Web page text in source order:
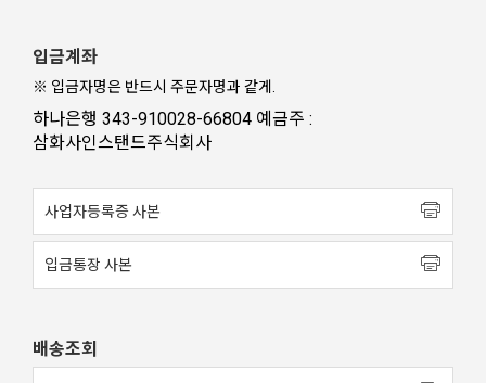
입금계좌
※ 입금자명은 반드시 주문자명과 같게.
하나은행 343-910028-66804 예금주 :
삼화사인스탠드주식회사
사업자등록증 사본
입금통장 사본
배송조회